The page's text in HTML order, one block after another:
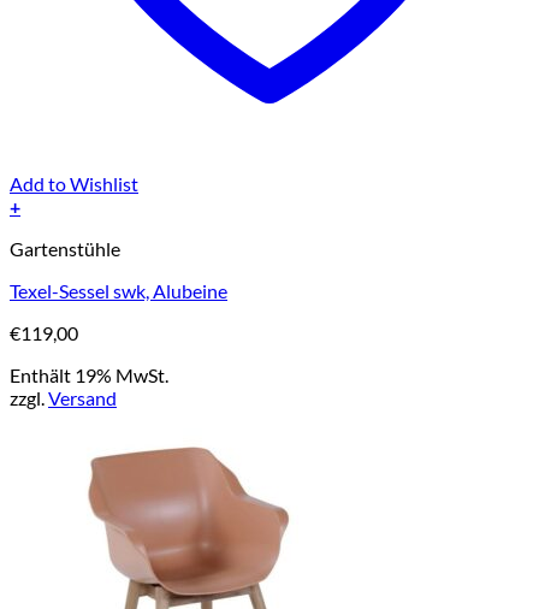
Add to Wishlist
+
Gartenstühle
Texel-Sessel swk, Alubeine
€119,00
Enthält 19% MwSt.
zzgl.Versand